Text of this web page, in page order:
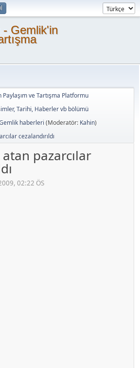
- Gemlik'in
ve Tartışma Platformu
Tarihi, Haberler vb bölümü
haberleri(Moderatör: Kahin)
cezalandırıldı
pazarcılar
02:22 ÖS